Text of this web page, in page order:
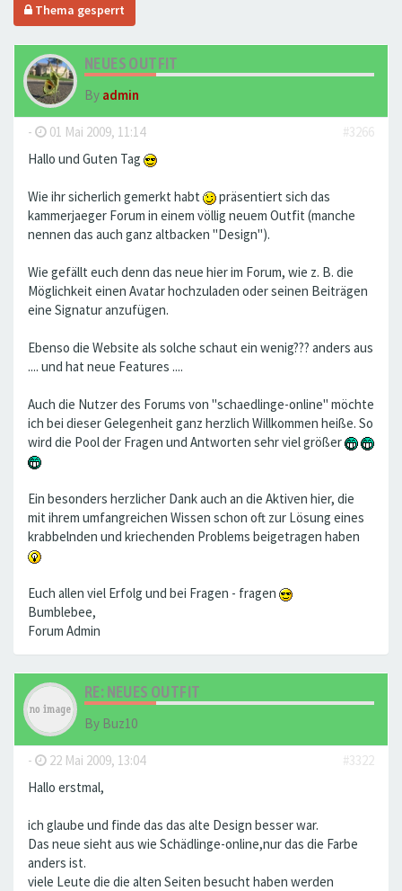
Thema gesperrt
NEUES OUTFIT
By admin
- 01 Mai 2009, 11:14
#3266
Hallo und Guten Tag
Wie ihr sicherlich gemerkt habt
präsentiert sich das
kammerjaeger Forum in einem völlig neuem Outfit (manche
nennen das auch ganz altbacken "Design").
Wie gefällt euch denn das neue hier im Forum, wie z. B. die
Möglichkeit einen Avatar hochzuladen oder seinen Beiträgen
eine Signatur anzufügen.
Ebenso die Website als solche schaut ein wenig??? anders aus
.... und hat neue Features ....
Auch die Nutzer des Forums von "schaedlinge-online" möchte
ich bei dieser Gelegenheit ganz herzlich Willkommen heiße. So
wird die Pool der Fragen und Antworten sehr viel größer
Ein besonders herzlicher Dank auch an die Aktiven hier, die
mit ihrem umfangreichen Wissen schon oft zur Lösung eines
krabbelnden und kriechenden Problems beigetragen haben
Euch allen viel Erfolg und bei Fragen - fragen
Bumblebee,
Forum Admin
RE: NEUES OUTFIT
By Buz10
- 22 Mai 2009, 13:04
#3322
Hallo erstmal,
ich glaube und finde das das alte Design besser war.
Das neue sieht aus wie Schädlinge-online,nur das die Farbe
anders ist.
viele Leute die die alten Seiten besucht haben werden